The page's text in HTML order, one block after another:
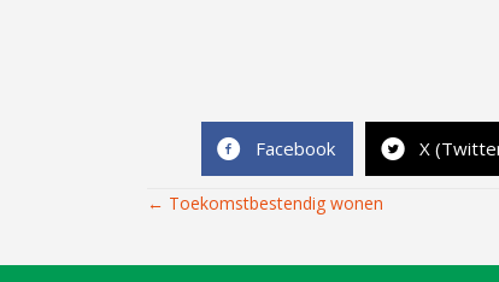
Facebook X
Posts
navigation
← Toekomstbestendig wonen